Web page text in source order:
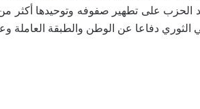
الحزب على تطهير صفوفه وتوحيدها
الثوري دفاعا عن الوطن والطبقة العاملة